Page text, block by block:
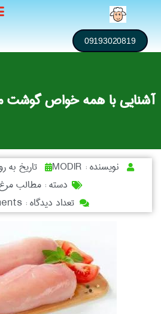
09193020819
آشنایی با همه خواص گوشت
نویسنده : تاریخ به
دسته : مطالب
تعداد دیدگاه :